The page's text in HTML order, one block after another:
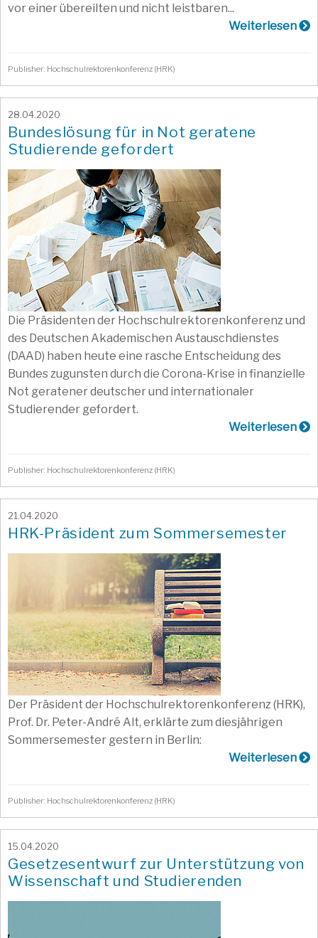
vor einer übereilten und nicht leistbaren...
Weiterlesen
Publisher: Hochschulrektorenkonferenz (HRK)
28.04.2020
Bundeslösung für in Not geratene
Studierende gefordert
Die Präsidenten der Hochschulrektorenkonferenz und
des Deutschen Akademischen Austauschdienstes
(DAAD) haben heute eine rasche Entscheidung des
Bundes zugunsten durch die Corona-Krise in finanzielle
Not geratener deutscher und internationaler
Studierender gefordert.
Weiterlesen
Publisher: Hochschulrektorenkonferenz (HRK)
21.04.2020
HRK-Präsident zum Sommersemester
Der Präsident der Hochschulrektorenkonferenz (HRK),
Prof. Dr. Peter-André Alt, erklärte zum diesjährigen
Sommersemester gestern in Berlin:
Weiterlesen
Publisher: Hochschulrektorenkonferenz (HRK)
15.04.2020
Gesetzesentwurf zur Unterstützung von
Wissenschaft und Studierenden